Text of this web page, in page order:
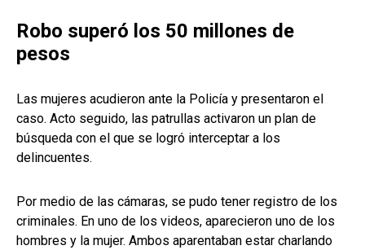
Robo superó los 50 millones de
pesos
Las mujeres acudieron ante la Policía y presentaron el
caso. Acto seguido, las patrullas activaron un plan de
búsqueda con el que se logró interceptar a los
delincuentes.
Por medio de las cámaras, se pudo tener registro de los
criminales. En uno de los videos, aparecieron uno de los
hombres y la mujer. Ambos aparentaban estar charlando